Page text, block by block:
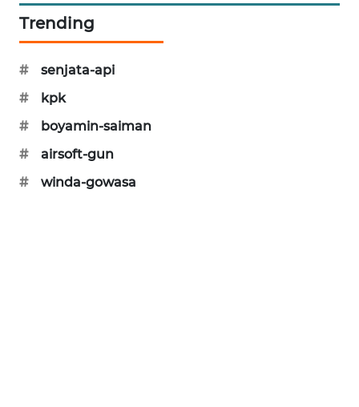
Trending
#
senjata-api
#
kpk
#
boyamin-saiman
#
airsoft-gun
#
winda-gowasa
SIDIKALANG
NEWS
SIBARAGAS
METRO
SIANTAR
NEWS